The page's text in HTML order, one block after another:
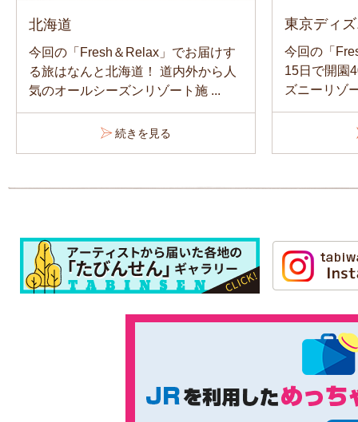
北海道
今回の「Fresh＆Relax」でお届けす
る旅はなんと北海道！ 道内外から人
気のオールシーズンリゾート施 ...
続きを見る
東京ディ
今回の「
15日で開園
ズニーリゾ